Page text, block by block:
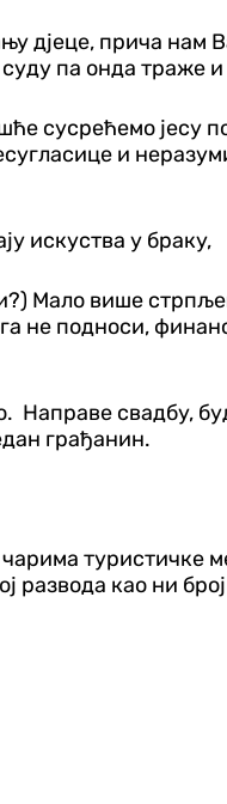
дјеце, прича нам
па онда траже
сусрећемо јесу
и
искуства у браку,
Мало више
не подноси,
Направе свадбу,
грађанин.
туристичке
развода као ни